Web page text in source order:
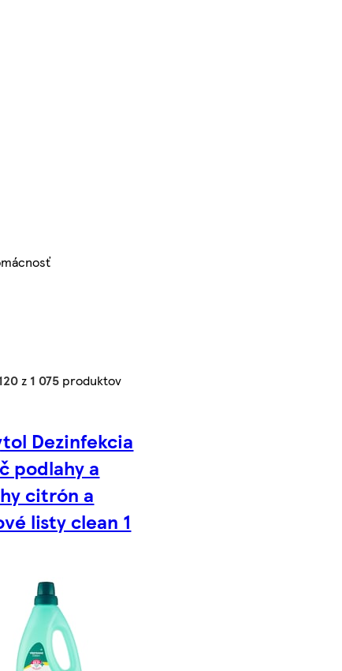
z 1 075 produktov
Dezinfekcia
podlahy a
citrón a
listy clean 1